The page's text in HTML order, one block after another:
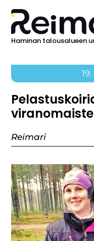
Haminan talousalueen
Reimari